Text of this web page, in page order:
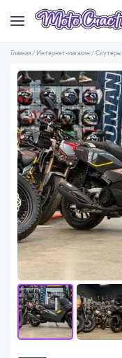
Главная / Интернет-магазин /Скутеры